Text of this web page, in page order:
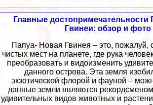
Главные достопримечательности
Гвинеи: обзор и фото
Папуа- Новая Гвинея – это, пожалуй,
чистых мест на планете, где рука
преобразовать и видоизменить
данного острова. Эта земля
экзотической флорой и фауной –
данные земли являются
удивительных видов животных и